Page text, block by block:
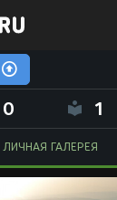
0 1
ЛИЧНАЯ ГАЛЕРЕЯ